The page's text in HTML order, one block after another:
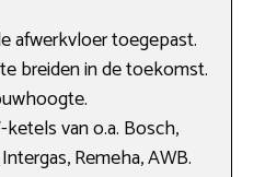
afwerkvloer toegepast.
breiden in de toekomst.
van o.a. Bosch,
Remeha, AWB.